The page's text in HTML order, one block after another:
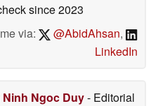
since 2023
via:
@AbidAhsan,
LinkedIn
Ninh Ngoc Duy- Editorial